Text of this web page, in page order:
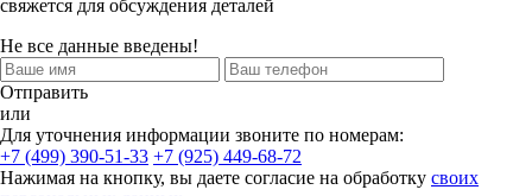
свяжется для обсуждения деталей
Не все данные введены!
Отправить
или
Для уточнения информации звоните по номерам:
+7 (499) 390-51-33 +7 (925) 449-68-72
Нажимая на кнопку, вы даете согласие на обработку своих